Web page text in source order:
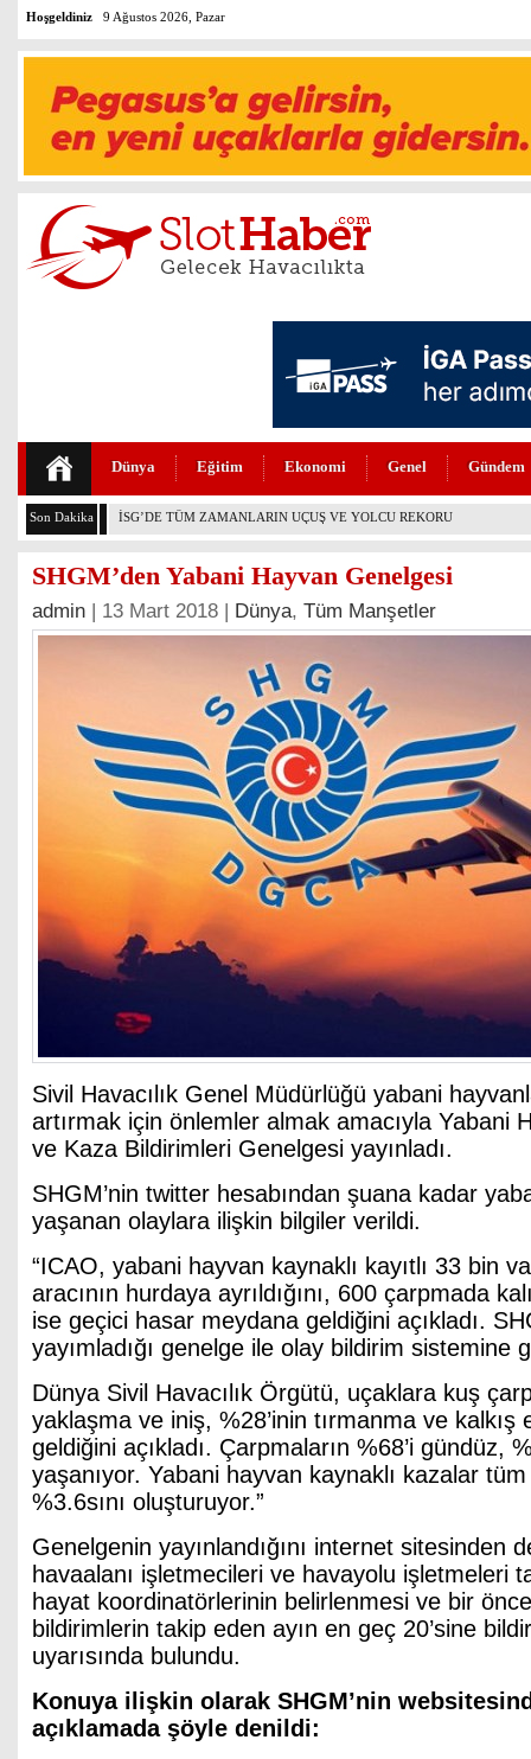
Hoşgeldiniz 9 Ağustos 2026, Pazar
Dünya Eğitim Ekonomi Genel Gündem
Son Dakika THY’DE TÜM ZAMANLARIN REKORU
SHGM’den Yabani Hayvan Genelgesi
admin | 13 Mart 2018 | Dünya, Tüm Manşetler
Sivil Havacılık Genel Müdürlüğü yabani
artırmak için önlemler almak amacıyla Yabani
ve Kaza Bildirimleri Genelgesi yayınladı.
SHGM’nin twitter hesabından şuana kadar
yaşanan olaylara ilişkin bilgiler verildi.
“ICAO, yabani hayvan kaynaklı kayıtlı 33 bin
aracının hurdaya ayrıldığını, 600 çarpmada
ise geçici hasar meydana geldiğini açıkladı.
yayımladığı genelge ile olay bildirim sistemine
Dünya Sivil Havacılık Örgütü, uçaklara kuş
yaklaşma ve iniş, %28’inin tırmanma ve kalkış
geldiğini açıkladı. Çarpmaların %68’i gündüz,
yaşanıyor. Yabani hayvan kaynaklı kazalar tüm
%3.6sını oluşturuyor.”
Genelgenin yayınlandığını internet sitesinden
havaalanı işletmecileri ve havayolu işletmeleri
hayat koordinatörlerinin belirlenmesi ve bir
bildirimlerin takip eden ayın en geç 20’sine
uyarısında bulundu.
Konuya ilişkin olarak SHGM’nin
açıklamada şöyle denildi: